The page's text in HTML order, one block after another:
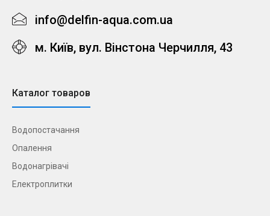
info@delfin-aqua.com.ua
м. Київ, вул. Вінстона Черчилля, 43
Каталог товаров
Водопостачання
Опалення
Водонагрівачі
Електроплитки